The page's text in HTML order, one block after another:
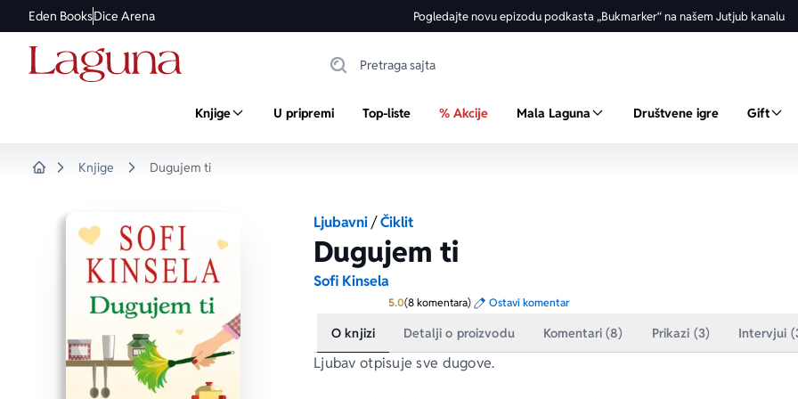
Eden BooksDice Arena Pogledajte novu epizodu podkasta „Bukmarker“ na našem Jutjub kanalu
Knjige U pripremi Top-liste % Akcije Mala Laguna Društvene igre Gift
Knjige Dugujem ti
Ljubavni/Čiklit
Dugujem ti
Sofi Kinsela
5.0Prosecna ocena je 5.0 od 5
(8 komentara) Ostavi komentar
O knjizi Detalji o proizvodu Komentari (8) Prikazi (3) Intervjui
Ljubav otpisuje sve dugove.